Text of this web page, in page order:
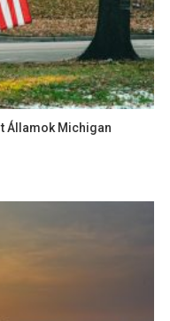
Államok Michigan